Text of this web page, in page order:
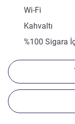
Wi-Fi
Kahvaltı
%100 Sigara